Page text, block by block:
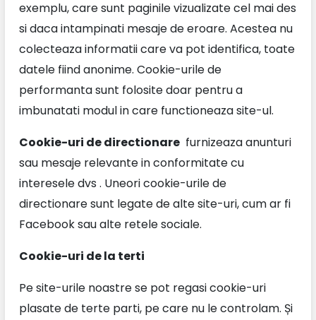
exemplu, care sunt paginile vizualizate cel mai des
si daca intampinati mesaje de eroare. Acestea nu
colecteaza informatii care va pot identifica, toate
datele fiind anonime. Cookie-urile de
performanta sunt folosite doar pentru a
imbunatati modul in care functioneaza site-ul.
Cookie-uri de directionarefurnizeaza anunturi
sau mesaje relevante in conformitate cu
interesele dvs . Uneori cookie-urile de
directionare sunt legate de alte site-uri, cum ar fi
Facebook sau alte retele sociale.
Cookie-uri de la terti
Pe site-urile noastre se pot regasi cookie-uri
plasate de terte parti, pe care nu le controlam. Și